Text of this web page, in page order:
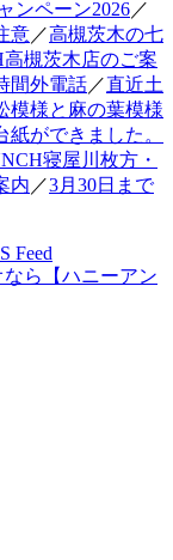
ンペーン2026／
意／高槻茨木の七
槻茨木店のご案
間外電話／直近土
模様と麻の葉模様
ができました。
寝屋川枚方・
内 ／3月30日まで
ら【ハニーアン